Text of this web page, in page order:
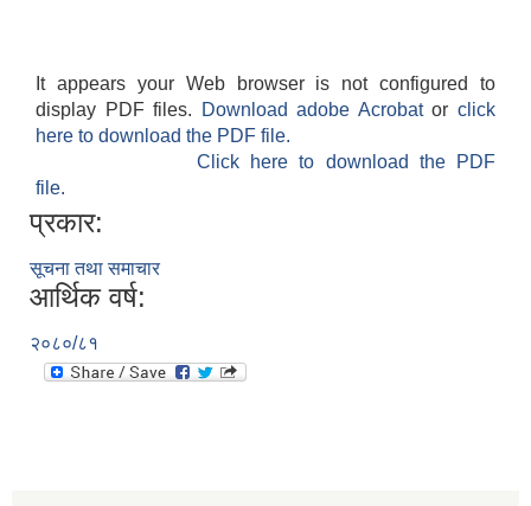
It appears your Web browser is not configured to
display PDF files.
Download adobe Acrobatorclick
here to download the PDF file.
Click here to download the PDF
file.
प्रकार:
सूचना तथा समाचार
आर्थिक वर्ष:
२०८०/८१